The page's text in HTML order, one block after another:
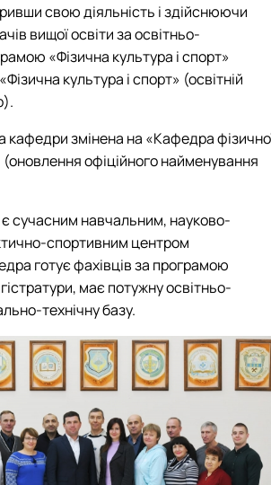
свою діяльність і здійснюючи
вищої освіти за освітньо-
«Фізична культура і спорт»
культура і спорт» (освітній
кафедри змінена на «Кафедра
(оновлення офіційного найменування
сучасним навчальним, науково-
спортивним центром
готує фахівців за програмою
має потужну освітньо-
технічну базу.